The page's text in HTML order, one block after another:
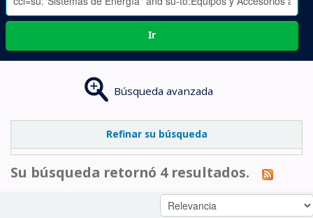
Ir
Búsqueda avanzada
Refinar su búsqueda
Su búsqueda retornó 4 resultados.